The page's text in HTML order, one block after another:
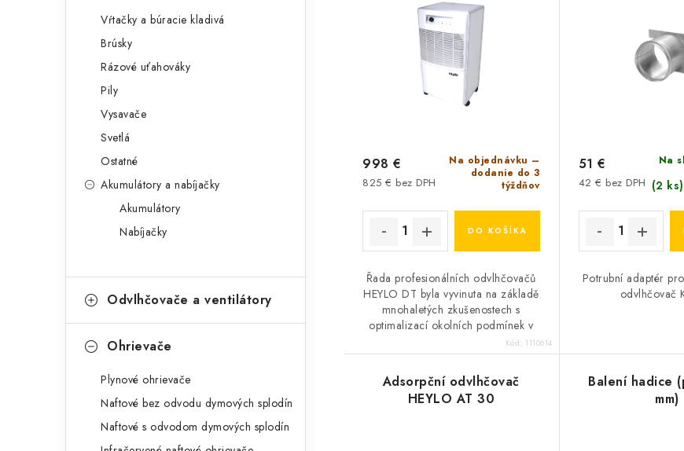
Vŕtačky a búracie kladivá
Brúsky
Rázové uťahováky
Pily
Vysavače
Svetlá
Ostatné
Akumulátory a nabíjačky
Akumulátory
Nabíjačky
Odvlhčovače a ventilátory
Ohrievače
Plynové ohrievače
Naftové bez odvodu dymových splodín
Naftové s odvodom dymových splodín
i
e
p
r
d
k
t
o
v
Na objednávku –
dodanie do 3
týždňov
825 € bez DPH
998 €
DO KOŠÍKA
Řada profesionálních odvlhčovačů
HEYLO DT byla vyvinuta na základě
mnohaletých zkušenostech s
optimalizací okolních podmínek v
místnostech. Díky těmto zařízením
jsou pokoje...
Kód: 1110614
Na
(2 ks)
42 € bez DPH
51 €
Potrubní adaptér
odvlhčovač
Adsorpční odvlhčovač
HEYLO AT 30
Balení hadice
mm)